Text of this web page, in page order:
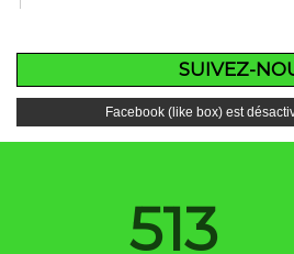
SUIVEZ-
Facebook (like box) est
513